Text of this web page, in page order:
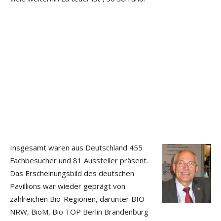
Insgesamt waren aus Deutschland 455
Fachbesucher und 81 Aussteller präsent.
Das Erscheinungsbild des deutschen
Pavillions war wieder geprägt von
zahlreichen Bio-Regionen, darunter BIO
NRW, BioM, Bio TOP Berlin Brandenburg